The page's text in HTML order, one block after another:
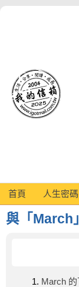
首頁 人生密碼
與「March
March